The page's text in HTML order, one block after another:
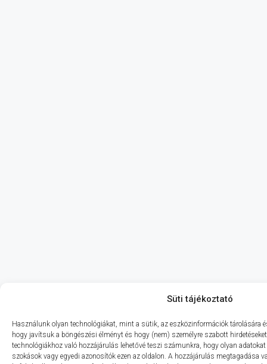
Süti tájékoztató
Használunk olyan technológiákat, mint a sütik, az eszközinformációk tárolására
hogy javítsuk a böngészési élményt és hogy (nem) személyre szabott
technológiákhoz való hozzájárulás lehetővé teszi számunkra, hogy olyan
szokások vagy egyedi azonosítók ezen az oldalon. A hozzájárulás megtagadása